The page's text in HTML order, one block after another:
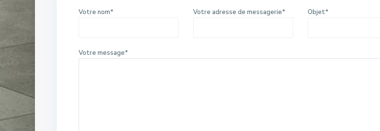
Votre nom* Votre adresse de messagerie* Objet*
Votre message*